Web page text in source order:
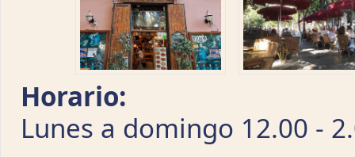
Horario:
Lunes a domingo 12.00 -